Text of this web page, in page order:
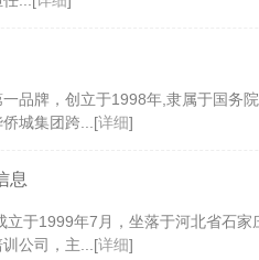
品牌，创立于1998年,隶属于国务
城集团跨...[详细]
息
于1999年7月，坐落于河北省石
公司，主...[详细]